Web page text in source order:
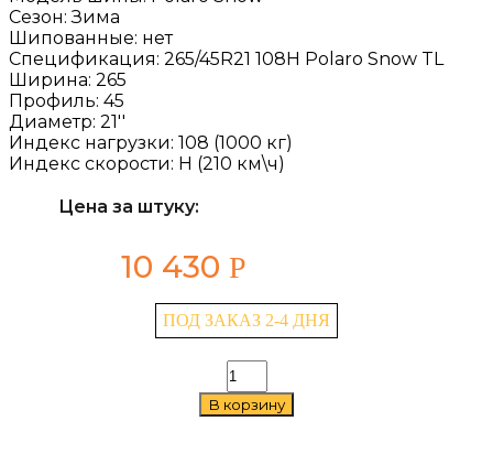
Сезон:Зима
Шипованные: нет
Спецификация: 265/45R21 108H Polaro Snow TL
Ширина: 265
Профиль: 45
Диаметр: 21''
Индекс нагрузки: 108 (1000 кг)
Индекс скорости: H (210 км\ч)
Цена за штуку:
10 430 Р
ПОД ЗАКАЗ 2-4 ДНЯ
Количество
товара
Fortune
В корзину